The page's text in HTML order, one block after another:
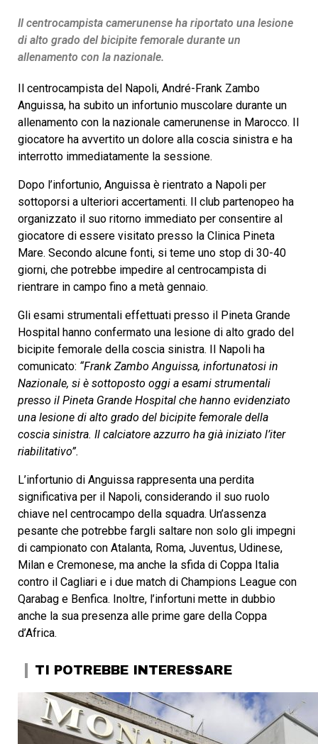
Il centrocampista camerunense ha riportato una lesione
di alto grado del bicipite femorale durante un
allenamento con la nazionale.
Il centrocampista del Napoli, André-Frank Zambo
Anguissa, ha subito un infortunio muscolare durante un
allenamento con la nazionale camerunense in Marocco. Il
giocatore ha avvertito un dolore alla coscia sinistra e ha
interrotto immediatamente la sessione.
Dopo l’infortunio, Anguissa è rientrato a Napoli per
sottoporsi a ulteriori accertamenti. Il club partenopeo ha
organizzato il suo ritorno immediato per consentire al
giocatore di essere visitato presso la Clinica Pineta
Mare. Secondo alcune fonti, si teme uno stop di 30-40
giorni, che potrebbe impedire al centrocampista di
rientrare in campo fino a metà gennaio.
Gli esami strumentali effettuati presso il Pineta Grande
Hospital hanno confermato una lesione di alto grado del
bicipite femorale della coscia sinistra. Il Napoli ha
comunicato: “Frank Zambo Anguissa, infortunatosi in
Nazionale, si è sottoposto oggi a esami strumentali
presso il Pineta Grande Hospital che hanno evidenziato
una lesione di alto grado del bicipite femorale della
coscia sinistra. Il calciatore azzurro ha già iniziato l’iter
riabilitativo”.
L’infortunio di Anguissa rappresenta una perdita
significativa per il Napoli, considerando il suo ruolo
chiave nel centrocampo della squadra. Un’assenza
pesante che potrebbe fargli saltare non solo gli impegni
di campionato con Atalanta, Roma, Juventus, Udinese,
Milan e Cremonese, ma anche la sfida di Coppa Italia
contro il Cagliari e i due match di Champions League con
Qarabag e Benfica. Inoltre, l’infortuni mette in dubbio
anche la sua presenza alle prime gare della Coppa
d’Africa.
TI POTREBBE INTERESSARE